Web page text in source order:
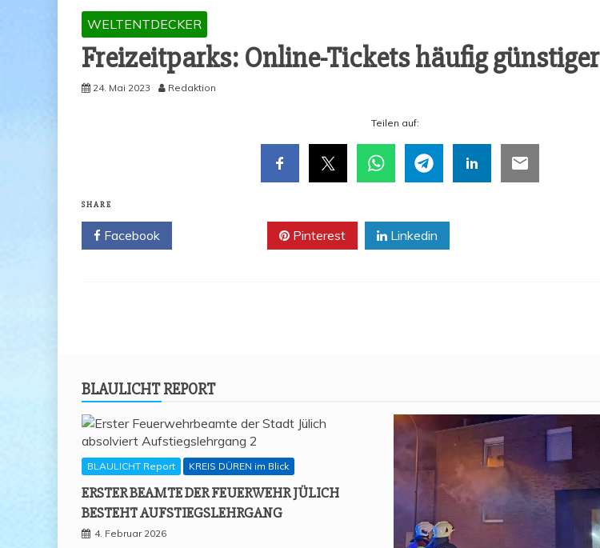
WELTENTDECKER
Frei­zeit­parks: Online-Tickets häu­fig günstiger
24. Mai 2023 Redaktion
Tei­len auf:
SHARE
Facebook Pinterest Linkedin
BLAU­LICHT REPORT
BLAULICHT Report KREIS DÜREN im Blick
ERS­TER BEAM­TE DER FEU­ER­WEHR JÜLICH
BESTEHT AUFSTIEGSLEHRGANG
4. Februar 2026